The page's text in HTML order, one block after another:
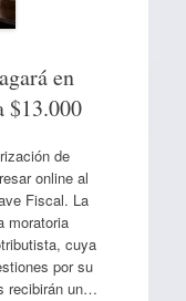
en
$13.000
de
online al
Fiscal. La
moratoria
cuya
por su
recibirán un…